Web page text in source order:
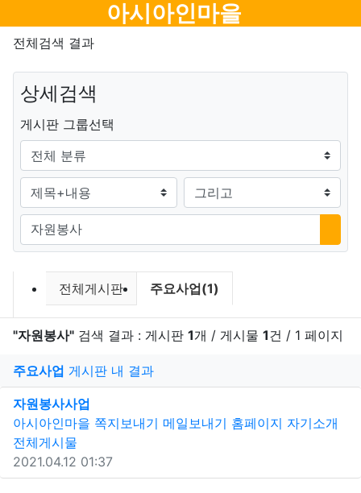
아시아인마을
전체검색 결과
상세검색
그룹
게시판 그룹선택
검색조건 검색방법
검색어
검
검색 게시판 목록
전체게시판 현재 게시판
주요사업(1)
"자원봉사" 검색 결과 : 게시판 1개 / 게시물 1건 / 1 페이지
주요사업 게시판 내 결과
자원봉사사업
아시아인마을 쪽지보내기 메일보내기 홈페이지 자기소개
전체게시물
2021.04.12 01:37